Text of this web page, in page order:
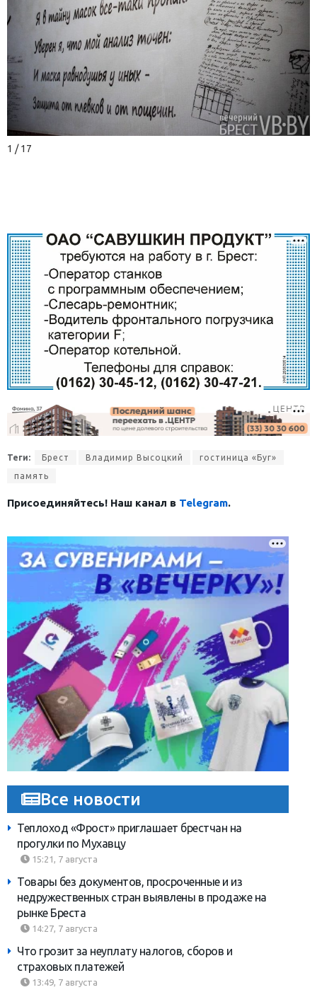
1 / 17
Теги: Брест Владимир Высоцкий
гостиница «Буг»
память
Присоединяйтесь! Наш канал в Telegram.
Все новости
Теплоход «Фрост» приглашает брестчан на
прогулки по Мухавцу
15:21, 7 августа
Товары без документов, просроченные и из
недружественных стран выявлены в продаже на
рынке Бреста
14:27, 7 августа
Что грозит за неуплату налогов, сборов и
страховых платежей
13:49, 7 августа